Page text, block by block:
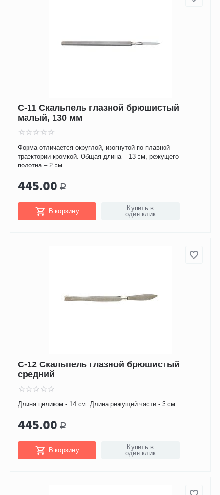
С-11 Скальпель глазной брюшистый
малый, 130 мм
Форма отличается округлой, изогнутой по плавной
траектории кромкой. Общая длина – 13 см, режущего
полотна – 2 см.
445.00 Р
В корзину
Купить в
один клик
С-12 Скальпель глазной брюшистый
средний
Длина целиком - 14 см. Длина режущей части - 3 см.
445.00 Р
В корзину
Купить в
один клик